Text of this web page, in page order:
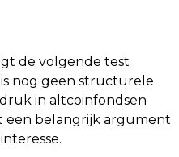
de volgende test
nog geen structurele
in altcoinfondsen
een belangrijk argument